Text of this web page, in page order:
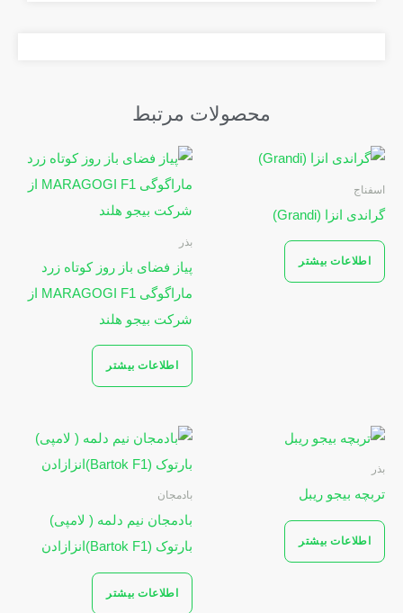
محصولات مرتبط
اسفناج
گراندی انزا (Grandi)
اطلاعات بیشتر
بذر
پیاز فضای باز روز کوتاه زرد
ماراگوگی MARAGOGI F1 از
شرکت بیجو هلند
اطلاعات بیشتر
بذر
تربچه بیجو ریبل
اطلاعات بیشتر
بادمجان
بادمجان نیم دلمه ( لامپی)
بارتوک (Bartok F1)انزازادن
اطلاعات بیشتر